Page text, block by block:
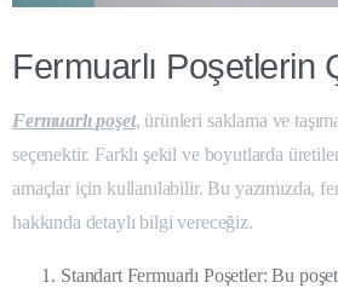
Fermuarlı Poşetlerin
Fermuarlı poşet, ürünleri saklama ve
seçenektir. Farklı şekil ve boyutlarda
amaçlar için kullanılabilir. Bu yazımızda,
hakkında detaylı bilgi vereceğiz.
Standart Fermuarlı Poşetler: Bu